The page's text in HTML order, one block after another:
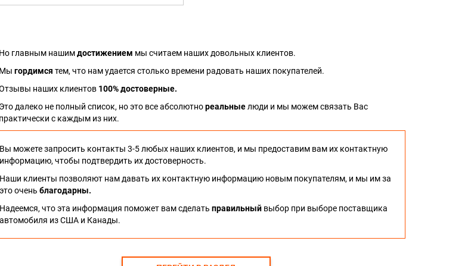
Но главным нашимдостижением мы считаем наших довольных клиентов.
Мы гордимся тем, что нам удается столько времени радовать наших покупателей.
наших клиентов 100% достоверные.
Это далеко не полный список, но это все абсолютнореальныелюди и мы можем связать Вас
практически с каждым из них.
Вы можете запросить контакты 3-5 любых наших клиентов, и мы предоставим вам их контактную
информацию, чтобы подтвердить их достоверность.
Наши клиенты позволяют нам давать их контактную информацию новым покупателям, и мы им за
это очень благодарны.
Надеемся, что эта информация поможет вам сделать правильныйвыбор при выборе поставщика
автомобиля из США и Канады.